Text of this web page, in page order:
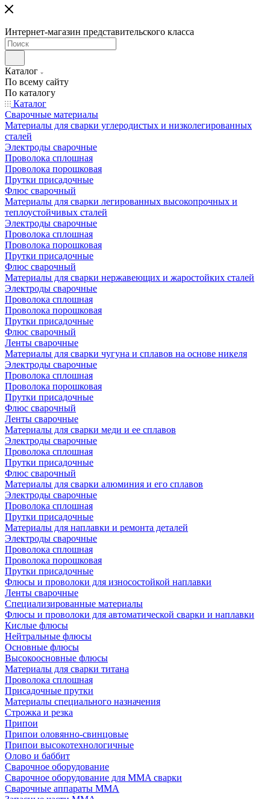
Интернет-магазин представительского класса
Каталог
По всему сайту
По каталогу
Каталог
Сварочные материалы
Материалы для сварки углеродистых и низколегированных
сталей
Электроды сварочные
Проволока сплошная
Проволока порошковая
Прутки присадочные
Флюс сварочный
Материалы для сварки легированных высокопрочных и
теплоустойчивых сталей
Электроды сварочные
Проволока сплошная
Проволока порошковая
Прутки присадочные
Флюс сварочный
Материалы для сварки нержавеющих и жаростойких сталей
Электроды сварочные
Проволока сплошная
Проволока порошковая
Прутки присадочные
Флюс сварочный
Ленты сварочные
Материалы для сварки чугуна и сплавов на основе никеля
Электроды сварочные
Проволока сплошная
Проволока порошковая
Прутки присадочные
Флюс сварочный
Ленты сварочные
Материалы для сварки меди и ее сплавов
Электроды сварочные
Проволока сплошная
Прутки присадочные
Флюс сварочный
Материалы для сварки алюминия и его сплавов
Электроды сварочные
Проволока сплошная
Прутки присадочные
Материалы для наплавки и ремонта деталей
Электроды сварочные
Проволока сплошная
Проволока порошковая
Прутки присадочные
Флюсы и проволоки для износостойкой наплавки
Ленты сварочные
Специализированные материалы
Флюсы и проволоки для автоматической сварки и наплавки
Кислые флюсы
Нейтральные флюсы
Основные флюсы
Высокоосновные флюсы
Материалы для сварки титана
Проволока сплошная
Присадочные прутки
Материалы специального назначения
Строжка и резка
Припои
Припои оловянно-свинцовые
Припои высокотехнологичные
Олово и баббит
Сварочное оборудование
Сварочное оборудование для MMA сварки
Сварочные аппараты MMA